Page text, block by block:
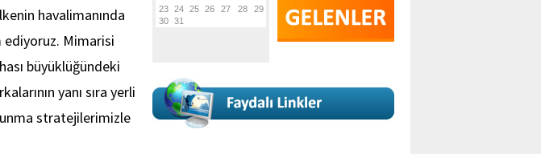
havalimanında
ediyoruz. Mimarisi
büyüklüğündeki
yanı sıra yerli
stratejilerimizle